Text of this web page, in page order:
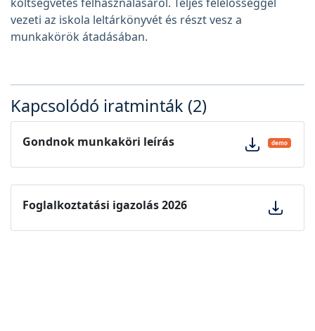
vezeti az iskola leltárkönyvét és részt vesz a
munkakörök átadásában.
Kapcsolódó iratminták (2)
Gondnok munkaköri leírás demo
Foglalkoztatási igazolás 2026